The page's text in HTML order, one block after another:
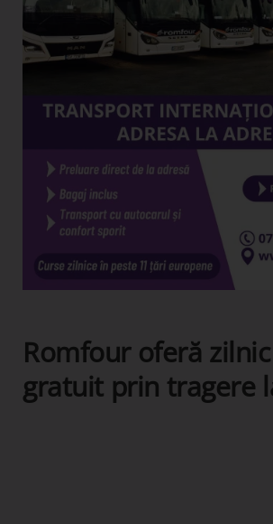
Romfour oferă
gratuit prin tragere